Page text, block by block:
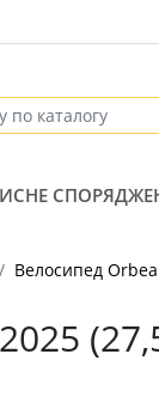
Велосипед